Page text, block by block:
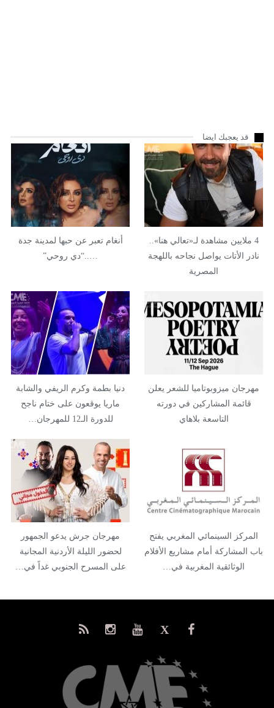
قد يعجبك ايضا
4 ملايين مشاهدة لـ«تعالي هنا»..
نادر الأتات يواصل نجاحه باللهجة
المصرية
أنغام تعبر عن حبها لمدينة جدة
…..“دي روحي”
مهرجان ميزوبوتاميا للشعر يعلن
قائمة المشاركين في دورته
التاسعة بلاهاي
دنيا بطمة وكرم الريفي والشابة
ماريا يوقعون على ختام ناجح
للدورة الـ12 للمهرجان…
المركز السينمائي المغربي يفتح
باب المشاركة أمام مشاريع الأفلام
الوثائقية المغربية في…
مهرجان جرش يدعو الجمهور
لحضور الليلة الأردنية المجانية
على المسرح الجنوبي غداً في…